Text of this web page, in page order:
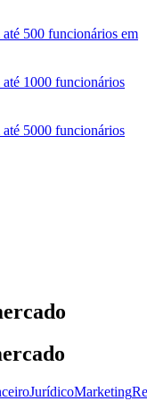
500 funcionários em
1000 funcionários
5000 funcionários
JurídicoMarketing